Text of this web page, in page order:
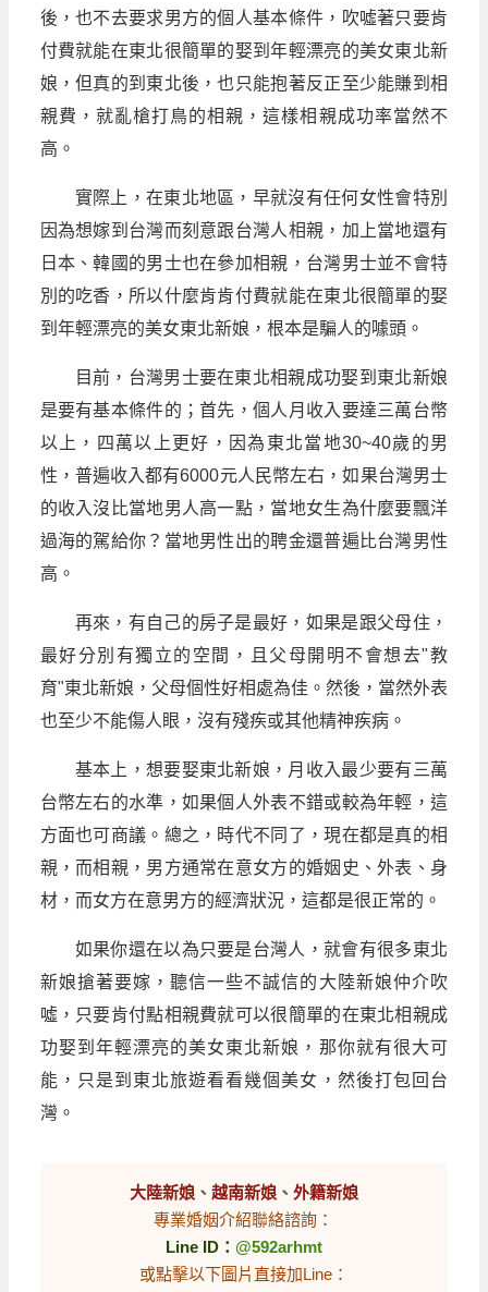
後，也不去要求男方的個人基本條件，吹噓著只要肯
付費就能在東北很簡單的娶到年輕漂亮的美女東北新
娘，但真的到東北後，也只能抱著反正至少能賺到相
親費，就亂槍打鳥的相親，這樣相親成功率當然不
高。
實際上，在東北地區，早就沒有任何女性會特別
因為想嫁到台灣而刻意跟台灣人相親，加上當地還有
日本、韓國的男士也在參加相親，台灣男士並不會特
別的吃香，所以什麼肯肯付費就能在東北很簡單的娶
到年輕漂亮的美女東北新娘，根本是騙人的噱頭。
目前，台灣男士要在東北相親成功娶到東北新娘
是要有基本條件的；首先，個人月收入要達三萬台幣
以上，四萬以上更好，因為東北當地30~40歲的男
性，普遍收入都有6000元人民幣左右，如果台灣男士
的收入沒比當地男人高一點，當地女生為什麼要飄洋
過海的駕給你？當地男性出的聘金還普遍比台灣男性
高。
再來，有自己的房子是最好，如果是跟父母住，
最好分別有獨立的空間，且父母開明不會想去"教
育"東北新娘，父母個性好相處為佳。然後，當然外表
也至少不能傷人眼，沒有殘疾或其他精神疾病。
基本上，想要娶東北新娘，月收入最少要有三萬
台幣左右的水準，如果個人外表不錯或較為年輕，這
方面也可商議。總之，時代不同了，現在都是真的相
親，而相親，男方通常在意女方的婚姻史、外表、身
材，而女方在意男方的經濟狀況，這都是很正常的。
如果你還在以為只要是台灣人，就會有很多東北
新娘搶著要嫁，聽信一些不誠信的大陸新娘仲介吹
噓，只要肯付點相親費就可以很簡單的在東北相親成
功娶到年輕漂亮的美女東北新娘，那你就有很大可
能，只是到東北旅遊看看幾個美女，然後打包回台
灣。
大陸新娘、 越南新娘、 外籍新娘
專業婚姻介紹聯絡諮詢：
Line ID： @592arhmt
或點擊以下圖片直接加Line：